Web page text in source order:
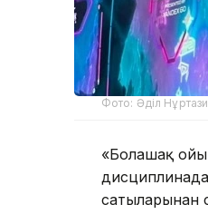
Фото: Әділ
«Болашақ
сатыларынан